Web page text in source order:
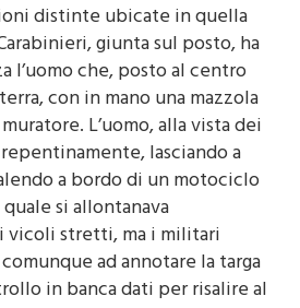
Tommaso de Vigilia a
distinte ubicate in quella
giunta sul posto, ha
l’uomo che, posto al centro
con in mano una mazzola
L’uomo, alla vista dei
lasciando a
a bordo di un motociclo
si allontanava
stretti, ma i militari
ad annotare la targa